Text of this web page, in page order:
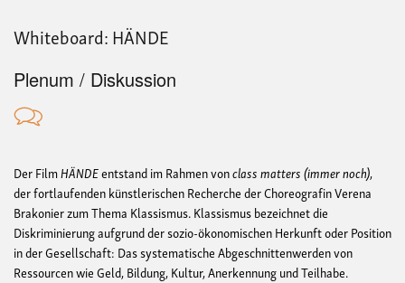
Whiteboard: HÄNDE
Plenum / Diskussion
Der FilmHÄNDEentstand im Rahmen vonclass matters (immer noch),
der fortlaufenden künstlerischen Recherche der Choreografin Verena
Brakonier zum Thema Klassismus. Klassismus bezeichnet die
Diskriminierung aufgrund der sozio-ökonomischen Herkunft oder Position
in der Gesellschaft: Das systematische Abgeschnittenwerden von
Ressourcen wie Geld, Bildung, Kultur, Anerkennung und Teilhabe.